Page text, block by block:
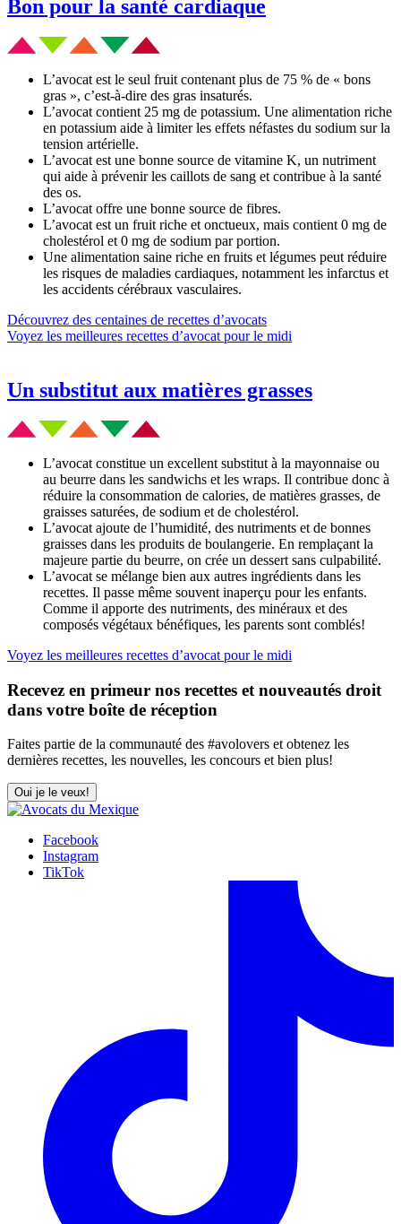
Bon pour la santé cardiaque
L’avocat est le seul fruit contenant plus de 75 % de « bons
gras », c’est-à-dire des gras insaturés.
L’avocat contient 25 mg de potassium. Une alimentation riche
en potassium aide à limiter les effets néfastes du sodium sur la
tension artérielle.
L’avocat est une bonne source de vitamine K, un nutriment
qui aide à prévenir les caillots de sang et contribue à la santé
des os.
L’avocat offre une bonne source de fibres.
L’avocat est un fruit riche et onctueux, mais contient 0 mg de
cholestérol et 0 mg de sodium par portion.
Une alimentation saine riche en fruits et légumes peut réduire
les risques de maladies cardiaques, notamment les infarctus et
les accidents cérébraux vasculaires.
Découvrez des centaines de recettes d’avocats
Voyez les meilleures recettes d’avocat pour le midi
Un substitut aux matières grasses
L’avocat constitue un excellent substitut à la mayonnaise ou
au beurre dans les sandwichs et les wraps. Il contribue donc à
réduire la consommation de calories, de matières grasses, de
graisses saturées, de sodium et de cholestérol.
L’avocat ajoute de l’humidité, des nutriments et de bonnes
graisses dans les produits de boulangerie. En remplaçant la
majeure partie du beurre, on crée un dessert sans culpabilité.
L’avocat se mélange bien aux autres ingrédients dans les
recettes. Il passe même souvent inaperçu pour les enfants.
Comme il apporte des nutriments, des minéraux et des
composés végétaux bénéfiques, les parents sont comblés!
Voyez les meilleures recettes d’avocat pour le midi
Recevez en primeur nos recettes et nouveautés droit
dans votre boîte de réception
Faites partie de la communauté des #avolovers et obtenez les
dernières recettes, les nouvelles, les concours et bien plus!
Oui je le veux!
Facebook
Instagram
TikTok